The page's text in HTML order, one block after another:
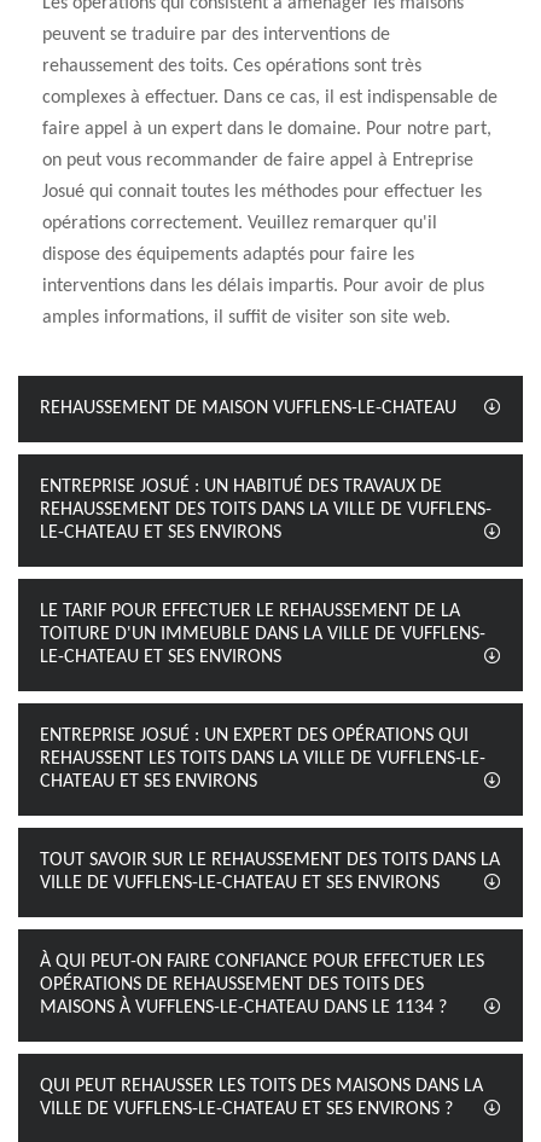
peuvent se traduire par des interventions de
rehaussement des toits. Ces opérations sont très
complexes à effectuer. Dans ce cas, il est indispensable de
faire appel à un expert dans le domaine. Pour notre part,
on peut vous recommander de faire appel à Entreprise
Josué qui connait toutes les méthodes pour effectuer les
opérations correctement. Veuillez remarquer qu'il
dispose des équipements adaptés pour faire les
interventions dans les délais impartis. Pour avoir de plus
amples informations, il suffit de visiter son site web.
REHAUSSEMENT DE MAISON VUFFLENS-LE-CHATEAU
ENTREPRISE JOSUÉ : UN HABITUÉ DES TRAVAUX DE
REHAUSSEMENT DES TOITS DANS LA VILLE DE VUFFLENS-
LE-CHATEAU ET SES ENVIRONS
LE TARIF POUR EFFECTUER LE REHAUSSEMENT DE LA
TOITURE D'UN IMMEUBLE DANS LA VILLE DE VUFFLENS-
LE-CHATEAU ET SES ENVIRONS
ENTREPRISE JOSUÉ : UN EXPERT DES OPÉRATIONS QUI
REHAUSSENT LES TOITS DANS LA VILLE DE VUFFLENS-LE-
CHATEAU ET SES ENVIRONS
TOUT SAVOIR SUR LE REHAUSSEMENT DES TOITS DANS LA
VILLE DE VUFFLENS-LE-CHATEAU ET SES ENVIRONS
À QUI PEUT-ON FAIRE CONFIANCE POUR EFFECTUER LES
OPÉRATIONS DE REHAUSSEMENT DES TOITS DES
MAISONS À VUFFLENS-LE-CHATEAU DANS LE 1134 ?
QUI PEUT REHAUSSER LES TOITS DES MAISONS DANS LA
VILLE DE VUFFLENS-LE-CHATEAU ET SES ENVIRONS ?